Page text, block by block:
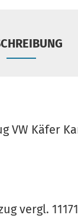
VW Käfer
vergl.